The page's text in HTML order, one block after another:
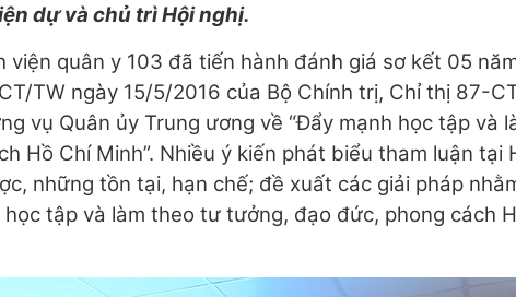
dự và chủ trì Hội nghị.
viện quân y 103 đã tiến hành đánh giá sơ kết 05
TW ngày 15/5/2016 của Bộ Chính trị, Chỉ thị 87-
vụ Quân ủy Trung ương về “Đẩy mạnh học tập và
Hồ Chí Minh”. Nhiều ý kiến phát biểu tham luận tại
những tồn tại, hạn chế; đề xuất các giải pháp
tập và làm theo tư tưởng, đạo đức, phong cách